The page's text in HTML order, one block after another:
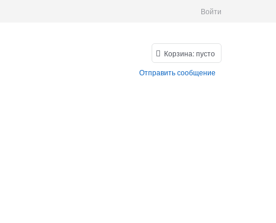
Войти
Корзина:пусто
Отправить сообщение